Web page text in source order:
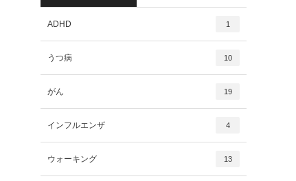
ADHD 1
うつ病 10
がん 19
インフルエンザ 4
ウォーキング 13